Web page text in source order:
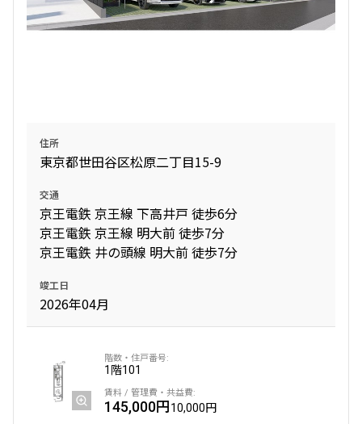
建物施設やお部屋の設備、方位、階数などの絞り込みが
できます
109
お部屋を再検索
住所
東京都世田谷区松原二丁目15-9
交通
京王電鉄 京王線 下高井戸 徒歩6分
京王電鉄 京王線 明大前 徒歩7分
京王電鉄 井の頭線 明大前 徒歩7分
竣工日
2026年04月
1階101
145,000円10,000円